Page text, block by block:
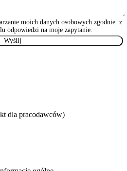
moich danych osobowych zgodnie z
odpowiedzi na moje zapytanie.
dla pracodawców)